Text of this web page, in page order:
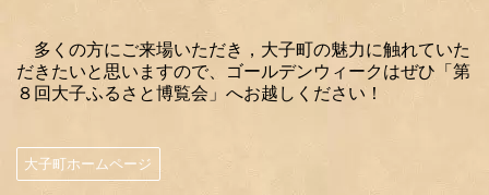
多くの方にご来場いただき，大子町の魅力に触れていた
だきたいと思いますので、ゴールデンウィークはぜひ「第
８回大子ふるさと博覧会」へお越しください！
大子町ホームページ